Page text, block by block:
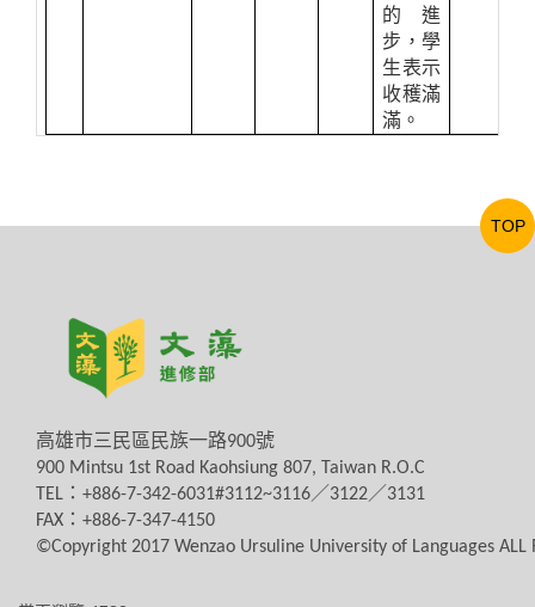
的進
步，學
生表示
收穫滿
滿。
高雄市三民區民族一路900號
900 Mintsu 1st Road Kaohsiung 807, Taiwan R.O.C
TEL ： +886-7-342-6031#3112~3116／ 3122／ 3131
FAX ： +886-7-347-4150
©Copyright 2017 Wenzao Ursuline University of Languages ALL
TOP